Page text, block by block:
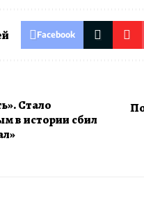
Facebook
Стало
в истории сбил